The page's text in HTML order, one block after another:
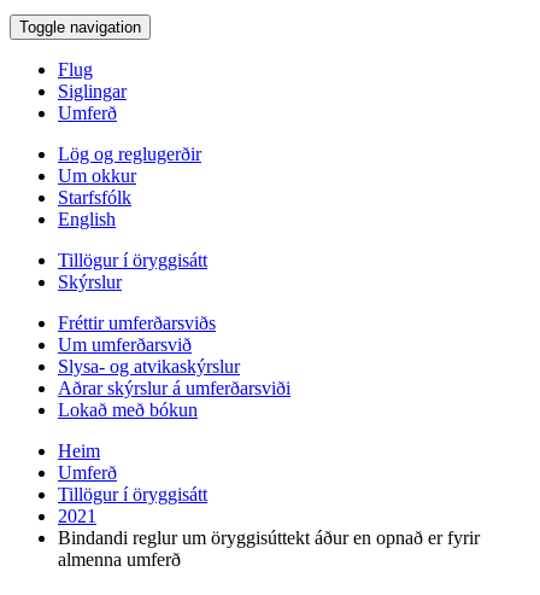
Toggle navigation
Flug
Siglingar
Umferð
Lög og reglugerðir
Um okkur
Starfsfólk
English
Tillögur í öryggisátt
Skýrslur
Fréttir umferðarsviðs
Um umferðarsvið
Slysa- og atvikaskýrslur
Aðrar skýrslur á umferðarsviði
Lokað með bókun
Heim
Umferð
Tillögur í öryggisátt
2021
Bindandi reglur um öryggisúttekt áður en opnað er fyrir
almenna umferð